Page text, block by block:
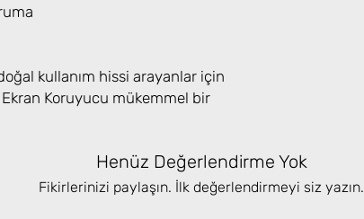
kullanım hissi arayanlar için
Koruyucu mükemmel bir
Henüz Değerlendirme Yok
Fikirlerinizi paylaşın. İlk değerlendirmeyi siz yazın.